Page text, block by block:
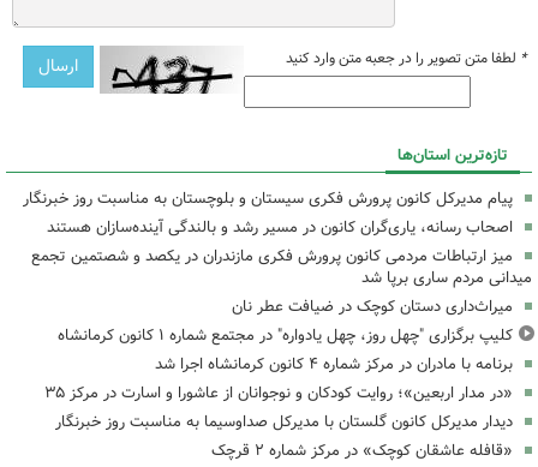
* لطفا متن تصویر را در جعبه متن وارد کنید
تازه‌ترین استان‌ها
پیام مدیرکل کانون پرورش فکری سیستان و بلوچستان به مناسبت روز خبرنگار
اصحاب رسانه، یاری‌گران کانون در مسیر رشد و بالندگی آینده‌سازان هستند
میز ارتباطات مردمی کانون پرورش فکری مازندران در یکصد و شصتمین تجمع
میدانی مردم ساری برپا شد
میراث‌داری دستان کوچک در ضیافت عطر نان
کلیپ برگزاری "چهل روز، چهل یادواره" در مجتمع شماره ۱ کانون کرمانشاه
برنامه با مادران در مرکز شماره ۴ کانون کرمانشاه اجرا شد
«در مدار اربعین»؛ روایت کودکان و نوجوانان از عاشورا و اسارت در مرکز ۳۵
دیدار مدیرکل کانون گلستان با مدیرکل صداوسیما به مناسبت روز خبرنگار
«قافله عاشقان کوچک» در مرکز شماره ۲ قرچک